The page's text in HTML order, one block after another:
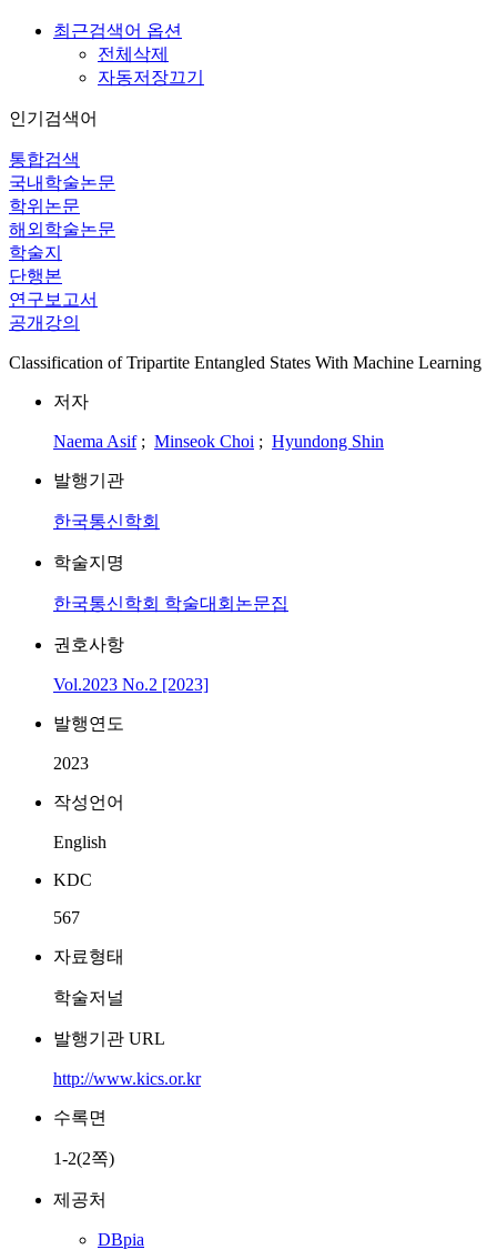
최근검색어 옵션
전체삭제
자동저장끄기
인기검색어
통합검색
국내학술논문
학위논문
해외학술논문
학술지
단행본
연구보고서
공개강의
Classification of Tripartite Entangled States With Machine Learning
저자
Naema Asif; Minseok Choi ; Hyundong Shin
발행기관
한국통신학회
학술지명
한국통신학회 학술대회논문집
권호사항
Vol.2023 No.2 [2023]
발행연도
2023
작성언어
English
KDC
567
자료형태
학술저널
발행기관 URL
http://www.kics.or.kr
수록면
1-2(2쪽)
제공처
DBpia